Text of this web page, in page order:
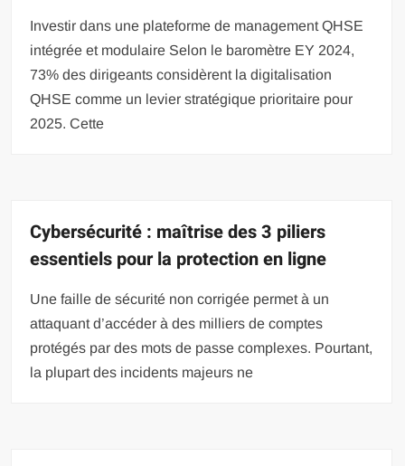
Investir dans une plateforme de management QHSE
intégrée et modulaire Selon le baromètre EY 2024,
73% des dirigeants considèrent la digitalisation
QHSE comme un levier stratégique prioritaire pour
2025. Cette
Cybersécurité : maîtrise des 3 piliers
essentiels pour la protection en ligne
Une faille de sécurité non corrigée permet à un
attaquant d’accéder à des milliers de comptes
protégés par des mots de passe complexes. Pourtant,
la plupart des incidents majeurs ne